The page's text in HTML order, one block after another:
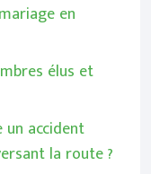
en
élus et
un accident
la route ?